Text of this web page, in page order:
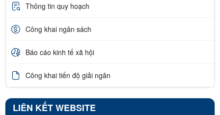
Thông tin quy hoạch
Công khai ngân sách
Báo cáo kinh tế xã hội
Công khai tiến độ giải ngân
LIÊN KẾT WEBSITE